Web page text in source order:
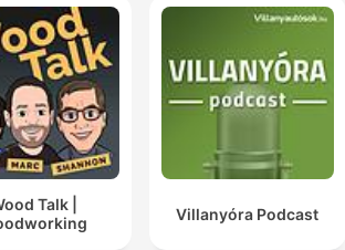
Talk |
Villanyóra Podcast